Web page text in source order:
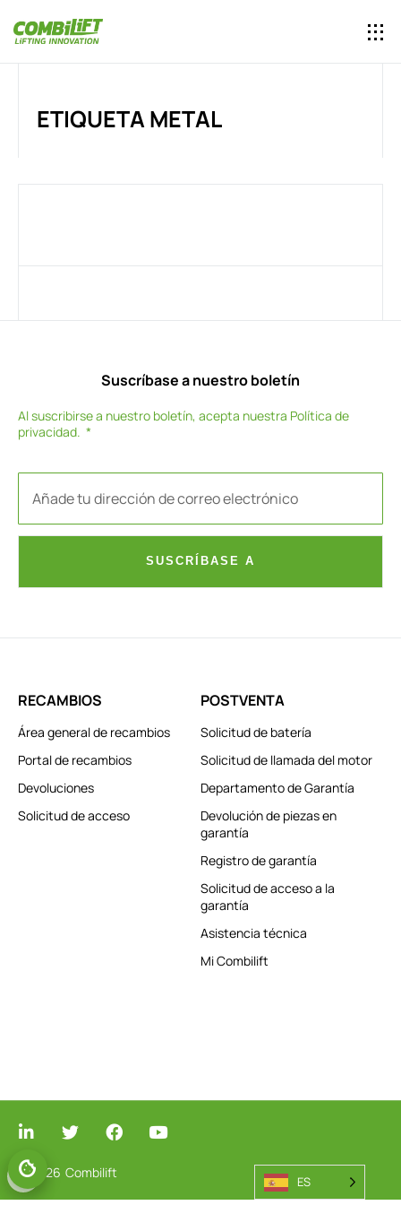
ETIQUETA METAL
Suscríbase a nuestro boletín
Al suscribirse a nuestro boletín, acepta nuestra Política de
privacidad.
SUSCRÍBASE A
RECAMBIOS
Área general de recambios
Portal de recambios
Devoluciones
Solicitud de acceso
POSTVENTA
Solicitud de batería
Solicitud de llamada del motor
Departamento de Garantía
Devolución de piezas en
garantía
Registro de garantía
Solicitud de acceso a la
garantía
Asistencia técnica
Mi Combilift
© 2026 Combilift
ES